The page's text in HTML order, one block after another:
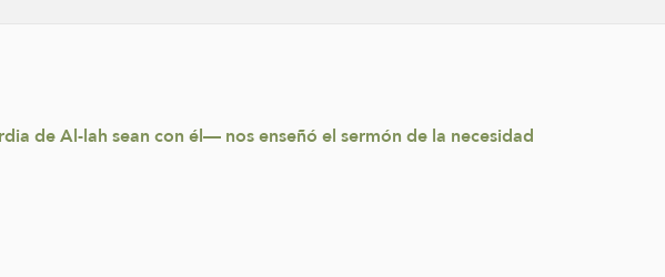
de Al-lah sean con él— nos enseñó el sermón de la necesidad